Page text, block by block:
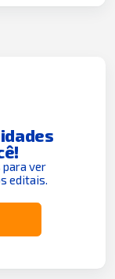
ver
editais.